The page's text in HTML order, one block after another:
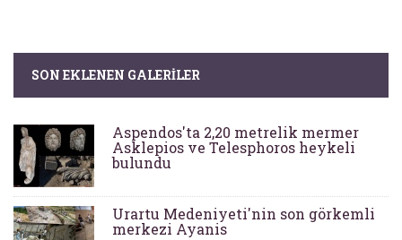
SON EKLENEN GALERILER
Aspendos'ta 2,20 metrelik mermer
Asklepios ve Telesphoros heykeli
bulundu
Urartu Medeniyeti'nin son görkemli
merkezi Ayanis